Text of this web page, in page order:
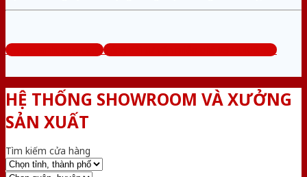
www.cuanhuago.com Tổng đài tư vấn miễn phí: 0824.400.400
HỆ THỐNG SHOWROOM VÀ XƯỞNG
SẢN XUẤT
Tìm kiếm cửa hàng